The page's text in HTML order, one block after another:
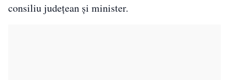
consiliu județean și minister.